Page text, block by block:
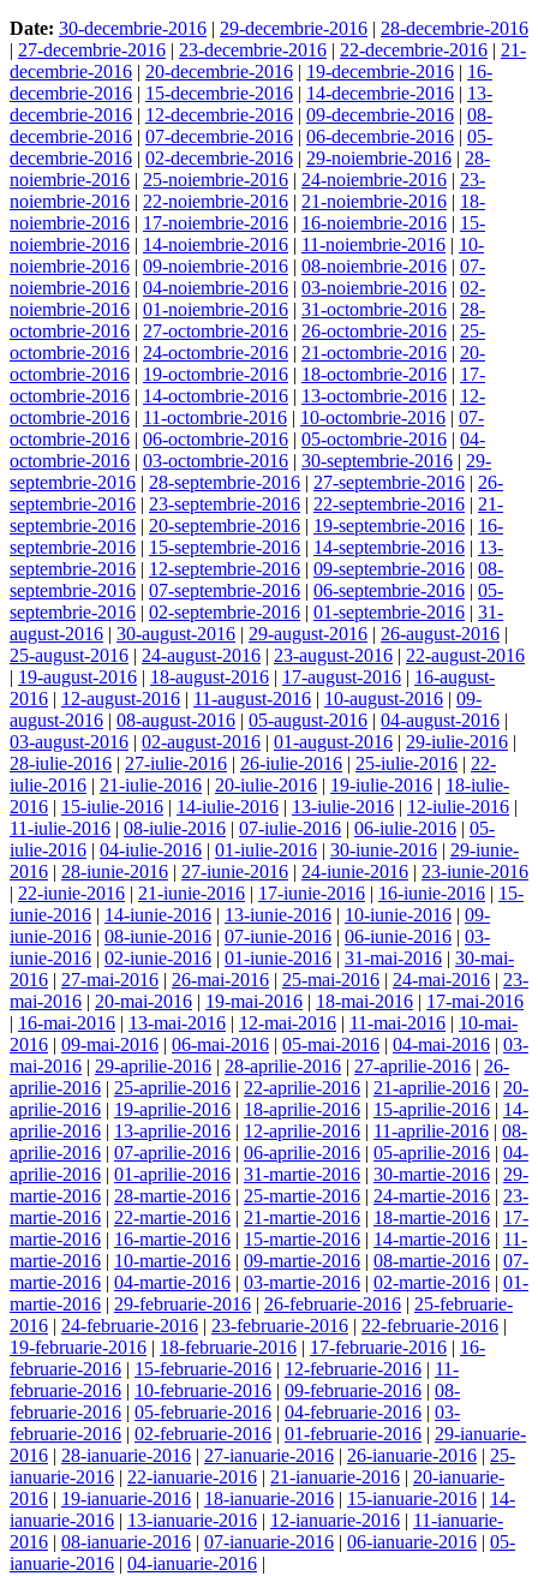
Date: 30-decembrie-2016 | 29-decembrie-2016 | 28-decembrie-2016
| 27-decembrie-2016 | 23-decembrie-2016 | 22-decembrie-2016 | 21-
decembrie-2016 | 20-decembrie-2016 | 19-decembrie-2016 | 16-
decembrie-2016 | 15-decembrie-2016 | 14-decembrie-2016 | 13-
decembrie-2016 | 12-decembrie-2016 | 09-decembrie-2016 | 08-
decembrie-2016 | 07-decembrie-2016 | 06-decembrie-2016 | 05-
decembrie-2016 | 02-decembrie-2016 | 29-noiembrie-2016 | 28-
noiembrie-2016 | 25-noiembrie-2016 | 24-noiembrie-2016 | 23-
noiembrie-2016 | 22-noiembrie-2016 | 21-noiembrie-2016 | 18-
noiembrie-2016 | 17-noiembrie-2016 | 16-noiembrie-2016 | 15-
noiembrie-2016 | 14-noiembrie-2016 | 11-noiembrie-2016 | 10-
noiembrie-2016 | 09-noiembrie-2016 | 08-noiembrie-2016 | 07-
noiembrie-2016 | 04-noiembrie-2016 | 03-noiembrie-2016 | 02-
noiembrie-2016 | 01-noiembrie-2016 | 31-octombrie-2016 | 28-
octombrie-2016 | 27-octombrie-2016 | 26-octombrie-2016 | 25-
octombrie-2016 | 24-octombrie-2016 | 21-octombrie-2016 | 20-
octombrie-2016 | 19-octombrie-2016 | 18-octombrie-2016 | 17-
octombrie-2016 | 14-octombrie-2016 | 13-octombrie-2016 | 12-
octombrie-2016 | 11-octombrie-2016 | 10-octombrie-2016 | 07-
octombrie-2016 | 06-octombrie-2016 | 05-octombrie-2016 | 04-
octombrie-2016 | 03-octombrie-2016 | 30-septembrie-2016 | 29-
septembrie-2016 | 28-septembrie-2016 | 27-septembrie-2016 | 26-
septembrie-2016 | 23-septembrie-2016 | 22-septembrie-2016 | 21-
septembrie-2016 | 20-septembrie-2016 | 19-septembrie-2016 | 16-
septembrie-2016 | 15-septembrie-2016 | 14-septembrie-2016 | 13-
septembrie-2016 | 12-septembrie-2016 | 09-septembrie-2016 | 08-
septembrie-2016 | 07-septembrie-2016 | 06-septembrie-2016 | 05-
septembrie-2016 | 02-septembrie-2016 | 01-septembrie-2016 | 31-
august-2016 | 30-august-2016 | 29-august-2016 | 26-august-2016 |
25-august-2016 | 24-august-2016 | 23-august-2016 | 22-august-2016
| 19-august-2016 | 18-august-2016 | 17-august-2016 | 16-august-
2016 | 12-august-2016 | 11-august-2016 | 10-august-2016 | 09-
august-2016 | 08-august-2016 | 05-august-2016 | 04-august-2016 |
03-august-2016 | 02-august-2016 | 01-august-2016 | 29-iulie-2016 |
28-iulie-2016 | 27-iulie-2016 | 26-iulie-2016 | 25-iulie-2016 | 22-
iulie-2016 | 21-iulie-2016 | 20-iulie-2016 | 19-iulie-2016 | 18-iulie-
2016 | 15-iulie-2016 | 14-iulie-2016 | 13-iulie-2016 | 12-iulie-2016 |
11-iulie-2016 | 08-iulie-2016 | 07-iulie-2016 | 06-iulie-2016 | 05-
iulie-2016 | 04-iulie-2016 | 01-iulie-2016 | 30-iunie-2016 | 29-iunie-
2016 | 28-iunie-2016 | 27-iunie-2016 | 24-iunie-2016 | 23-iunie-2016
| 22-iunie-2016 | 21-iunie-2016 | 17-iunie-2016 | 16-iunie-2016 | 15-
iunie-2016 | 14-iunie-2016 | 13-iunie-2016 | 10-iunie-2016 | 09-
iunie-2016 | 08-iunie-2016 | 07-iunie-2016 | 06-iunie-2016 | 03-
iunie-2016 | 02-iunie-2016 | 01-iunie-2016 | 31-mai-2016 | 30-mai-
2016 | 27-mai-2016 | 26-mai-2016 | 25-mai-2016 | 24-mai-2016 | 23-
mai-2016 | 20-mai-2016 | 19-mai-2016 | 18-mai-2016 | 17-mai-2016
| 16-mai-2016 | 13-mai-2016 | 12-mai-2016 | 11-mai-2016 | 10-mai-
2016 | 09-mai-2016 | 06-mai-2016 | 05-mai-2016 | 04-mai-2016 | 03-
mai-2016 | 29-aprilie-2016 | 28-aprilie-2016 | 27-aprilie-2016 | 26-
aprilie-2016 | 25-aprilie-2016 | 22-aprilie-2016 | 21-aprilie-2016 | 20-
aprilie-2016 | 19-aprilie-2016 | 18-aprilie-2016 | 15-aprilie-2016 | 14-
aprilie-2016 | 13-aprilie-2016 | 12-aprilie-2016 | 11-aprilie-2016 | 08-
aprilie-2016 | 07-aprilie-2016 | 06-aprilie-2016 | 05-aprilie-2016 | 04-
aprilie-2016 | 01-aprilie-2016 | 31-martie-2016 | 30-martie-2016 | 29-
martie-2016 | 28-martie-2016 | 25-martie-2016 | 24-martie-2016 | 23-
martie-2016 | 22-martie-2016 | 21-martie-2016 | 18-martie-2016 | 17-
martie-2016 | 16-martie-2016 | 15-martie-2016 | 14-martie-2016 | 11-
martie-2016 | 10-martie-2016 | 09-martie-2016 | 08-martie-2016 | 07-
martie-2016 | 04-martie-2016 | 03-martie-2016 | 02-martie-2016 | 01-
martie-2016 | 29-februarie-2016 | 26-februarie-2016 | 25-februarie-
2016 | 24-februarie-2016 | 23-februarie-2016 | 22-februarie-2016 |
19-februarie-2016 | 18-februarie-2016 | 17-februarie-2016 | 16-
februarie-2016 | 15-februarie-2016 | 12-februarie-2016 | 11-
februarie-2016 | 10-februarie-2016 | 09-februarie-2016 | 08-
februarie-2016 | 05-februarie-2016 | 04-februarie-2016 | 03-
februarie-2016 | 02-februarie-2016 | 01-februarie-2016 | 29-ianuarie-
2016 | 28-ianuarie-2016 | 27-ianuarie-2016 | 26-ianuarie-2016 | 25-
ianuarie-2016 | 22-ianuarie-2016 | 21-ianuarie-2016 | 20-ianuarie-
2016 | 19-ianuarie-2016 | 18-ianuarie-2016 | 15-ianuarie-2016 | 14-
ianuarie-2016 | 13-ianuarie-2016 | 12-ianuarie-2016 | 11-ianuarie-
2016 | 08-ianuarie-2016 | 07-ianuarie-2016 | 06-ianuarie-2016 | 05-
ianuarie-2016 | 04-ianuarie-2016 |